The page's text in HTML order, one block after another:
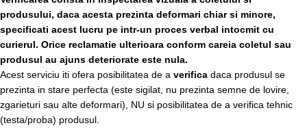
produsului, daca acesta prezinta deformari chiar si minore,
specificati acest lucru pe intr-un proces verbal intocmit cu
curierul. Orice reclamatie ulterioara conform careia coletul sau
produsul au ajuns deteriorate este nula.
Acest serviciu iti ofera posibilitatea de a verifica daca produsul se
prezinta in stare perfecta (este sigilat, nu prezinta semne de lovire,
zgarieturi sau alte deformari), NU si posibilitatea de a verifica tehnic
(testa/proba) produsul.